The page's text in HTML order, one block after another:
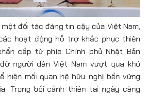
một đối tác đáng tin cậy của Việt Nam,
hoạt động hỗ trợ khắc phục thiên
cấp từ phía Chính phủ Nhật Bản
người dân Việt Nam vượt qua khó
hiện mối quan hệ hữu nghị bền vững
Trong bối cảnh thiên tai ngày càng